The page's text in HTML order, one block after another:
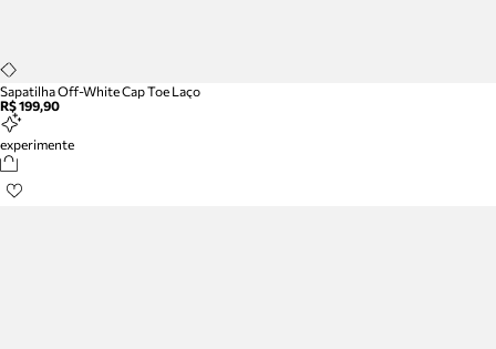
Sapatilha Off-White Cap Toe Laço
R$ 199,90
experimente